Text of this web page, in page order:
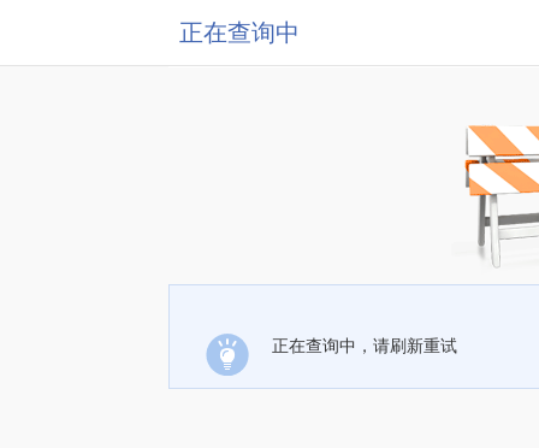
正在查询中
正在查询中，请刷新重试